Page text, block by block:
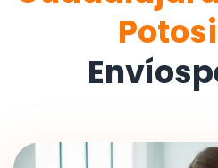
Potosi